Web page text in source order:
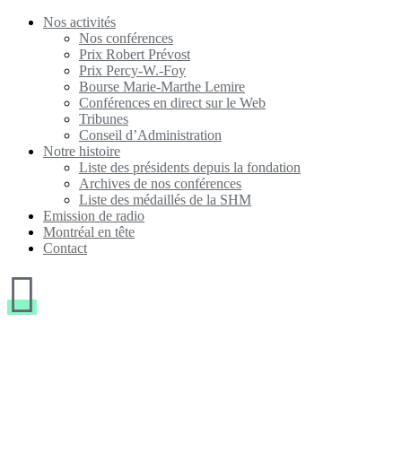
Nos activités
Nos conférences
Prix Robert Prévost
Prix Percy-W.-Foy
Bourse Marie-Marthe Lemire
Conférences en direct sur le Web
Tribunes
Conseil d’Administration
Notre histoire
Liste des présidents depuis la fondation
Archives de nos conférences
Liste des médaillés de la SHM
Emission de radio
Montréal en tête
Contact